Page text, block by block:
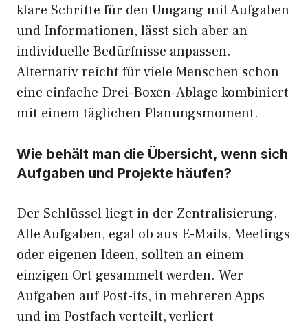
klare Schritte für den Umgang mit Aufgaben
und Informationen, lässt sich aber an
individuelle Bedürfnisse anpassen.
Alternativ reicht für viele Menschen schon
eine einfache Drei-Boxen-Ablage kombiniert
mit einem täglichen Planungsmoment.
Wie behält man die Übersicht, wenn sich
Aufgaben und Projekte häufen?
Der Schlüssel liegt in der Zentralisierung.
Alle Aufgaben, egal ob aus E-Mails, Meetings
oder eigenen Ideen, sollten an einem
einzigen Ort gesammelt werden. Wer
Aufgaben auf Post-its, in mehreren Apps
und im Postfach verteilt, verliert